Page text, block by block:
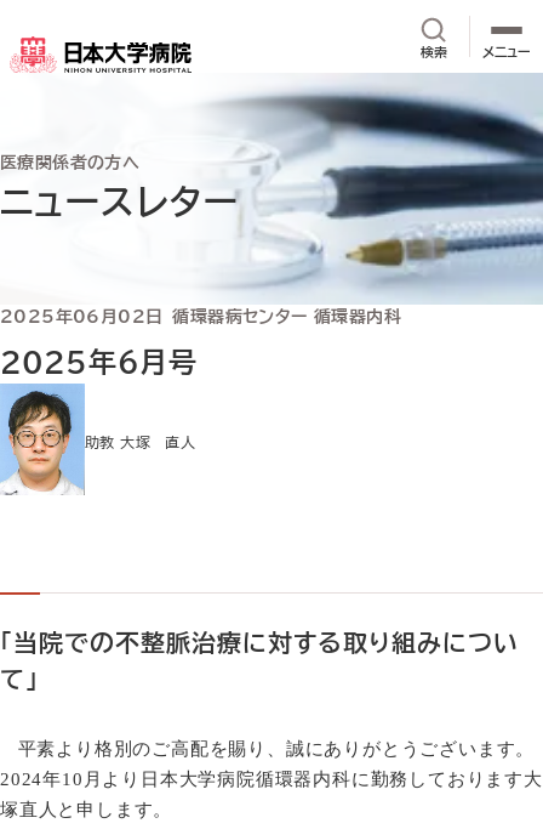
検索サイト内検
メニュー
医療関係者の方へ
ニュースレター
2025年6月号
2025年06月02日 循環器病センター 循環器内科
助教 大塚 直人
「当院での不整脈治療に対する取り組みについ
て」
平素より格別のご高配を賜り、誠にありがとうございます。
2024年10 月より日本大学病院循環器内科に勤務しております大
塚直人と申します。